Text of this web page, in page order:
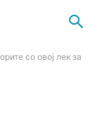
со овој лек за